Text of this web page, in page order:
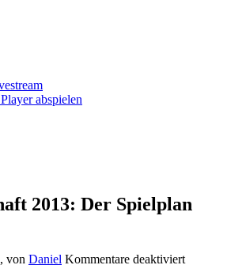
abspielen
2013: Der Spielplan
, von Daniel Kommentare deaktiviertfür